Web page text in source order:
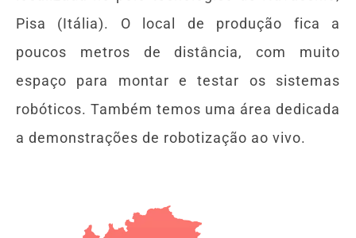
Pisa (Itália). O local de produção fica a
poucos metros de distância, com muito
espaço para montar e testar os sistemas
robóticos. Também temos uma área dedicada
a demonstrações de robotização ao vivo.